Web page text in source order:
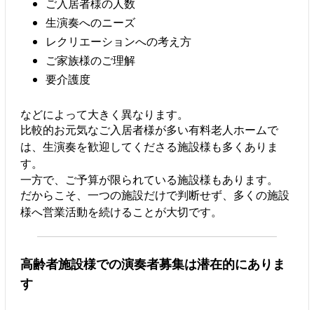
ご入居者様の人数
生演奏へのニーズ
レクリエーションへの考え方
ご家族様のご理解
要介護度
などによって大きく異なります。
比較的お元気なご入居者様が多い有料老人ホームで
は、生演奏を歓迎してくださる施設様も多くありま
す。
一方で、ご予算が限られている施設様もあります。
だからこそ、一つの施設だけで判断せず、多くの施設
様へ営業活動を続けることが大切です。
高齢者施設様での演奏者募集は潜在的にありま
す